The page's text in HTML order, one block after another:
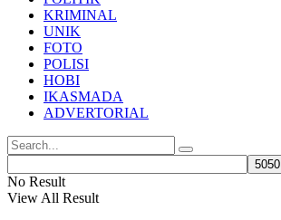
KRIMINAL
UNIK
FOTO
POLISI
HOBI
IKASMADA
ADVERTORIAL
No Result
View All Result